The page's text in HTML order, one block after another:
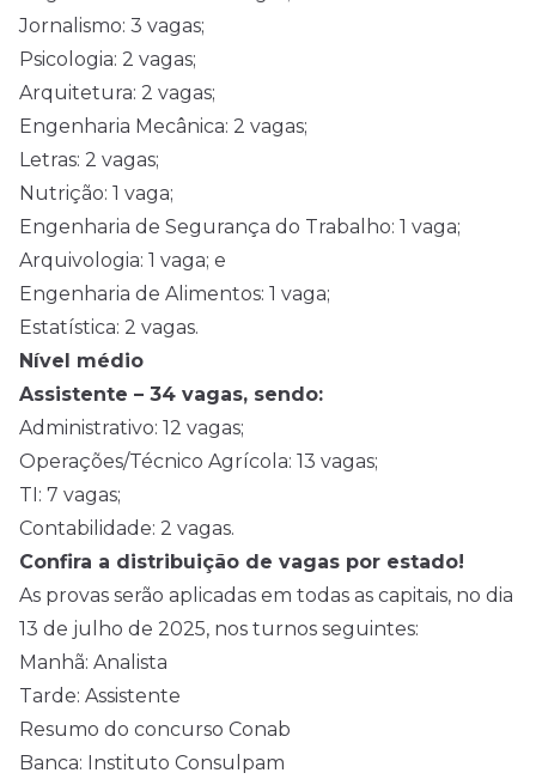
Jornalismo: 3 vagas;
Psicologia: 2 vagas;
Arquitetura: 2 vagas;
Engenharia Mecânica: 2 vagas;
Letras: 2 vagas;
Nutrição: 1 vaga;
Engenharia de Segurança do Trabalho: 1 vaga;
Arquivologia: 1 vaga; e
Engenharia de Alimentos: 1 vaga;
Estatística: 2 vagas.
Nível médio
Assistente – 34 vagas, sendo:
Administrativo: 12 vagas;
Operações/Técnico Agrícola: 13 vagas;
TI: 7 vagas;
Contabilidade: 2 vagas.
Confira a distribuição de vagas por estado!
As provas serão aplicadas em todas as capitais, no dia
13 de julho de 2025, nos turnos seguintes:
Manhã: Analista
Tarde: Assistente
Resumo do concurso Conab
Banca: Instituto Consulpam